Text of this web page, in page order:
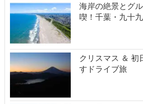
海岸の絶景とグ
喫！千葉・九十
クリスマス ＆ 初
すドライブ旅